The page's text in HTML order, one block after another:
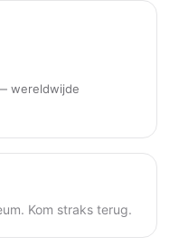
wereldwijde
Kom straks terug.